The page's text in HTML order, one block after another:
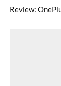
Review: